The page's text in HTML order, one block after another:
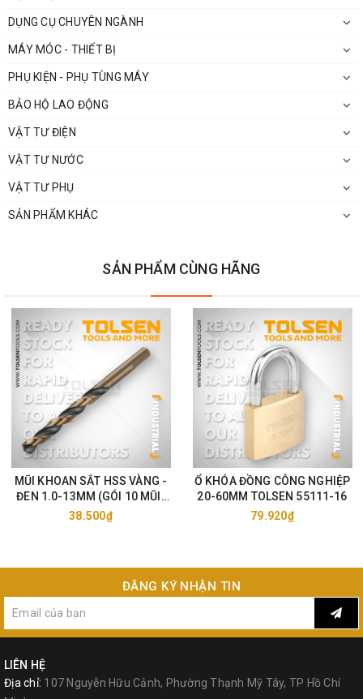
DỤNG CỤ CHUYÊN NGÀNH
MÁY MÓC - THIẾT BỊ
PHỤ KIỆN - PHỤ TÙNG MÁY
BẢO HỘ LAO ĐỘNG
VẬT TƯ ĐIỆN
VẬT TƯ NƯỚC
VẬT TƯ PHỤ
SẢN PHẨM KHÁC
SẢN PHẨM CÙNG HÃNG
MŨI KHOAN SẮT HSS VÀNG -
ĐEN 1.0-13MM (GÓI 10 MŨI)
TOLSEN 75105-33
38.500₫
Ổ KHÓA ĐỒNG CÔNG NGHIỆP
20-60MM TOLSEN 55111-16
79.920₫
ĐĂNG KÝ NHẬN TIN
LIÊN HỆ
Địa chỉ: 107 Nguyễn Hữu Cảnh, Phường Thạnh Mỹ Tây, TP Hồ Chí